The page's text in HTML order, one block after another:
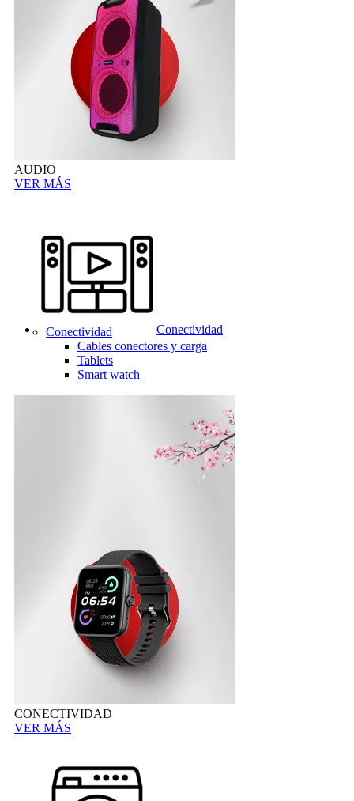
AUDIO
VER MÁS
Conectividad
Conectividad
Cables conectores y carga
Tablets
Smart watch
CONECTIVIDAD
VER MÁS